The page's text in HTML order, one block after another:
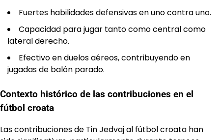
Fuertes habilidades defensivas en uno contra uno.
Capacidad para jugar tanto como central como
lateral derecho.
Efectivo en duelos aéreos, contribuyendo en
jugadas de balón parado.
Contexto histórico de las contribuciones en el
fútbol croata
Las contribuciones de Tin Jedvaj al fútbol croata han